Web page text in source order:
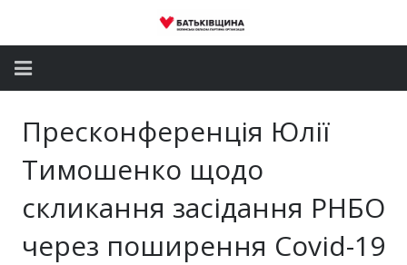
Новини
Депутатський корпус
Пресконференція Юлії
Тимошенко щодо
скликання засідання РНБО
через поширення Covid-19